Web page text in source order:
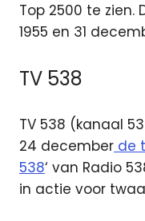
Top 2500 te zien.
1955 en 31
TV 538
TV 538 (kanaal
24 december de
538‘ van Radio
in actie voor